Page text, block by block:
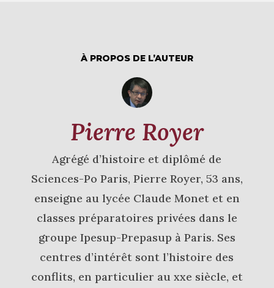
À PROPOS DE L’AUTEUR
Pierre Royer
Agrégé d’histoire et diplômé de
Sciences-Po Paris, Pierre Royer, 53 ans,
enseigne au lycée Claude Monet et en
classes préparatoires privées dans le
groupe Ipesup-Prepasup à Paris. Ses
centres d’intérêt sont l’histoire des
conflits, en particulier au xxe siècle, et